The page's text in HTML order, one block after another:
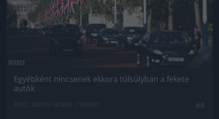
Egyébként nincsenek ekkora túlsúlyban a fekete
autók